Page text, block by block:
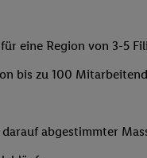
eine Region von 3-5
bis zu 100
abgestimmter